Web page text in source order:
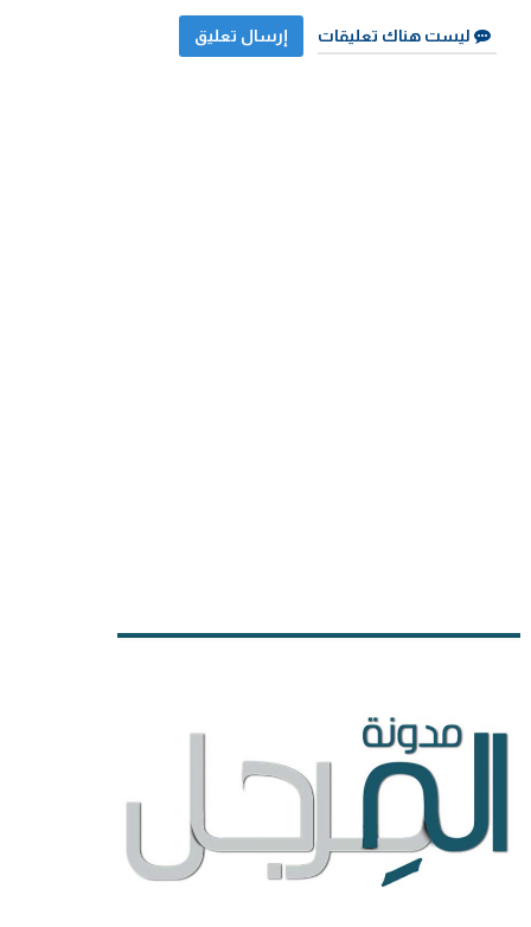
ليست هناك تعليقات إرسال تعليق